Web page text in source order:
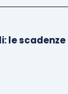
le scadenze